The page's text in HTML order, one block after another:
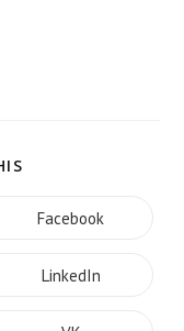
Facebook
LinkedIn